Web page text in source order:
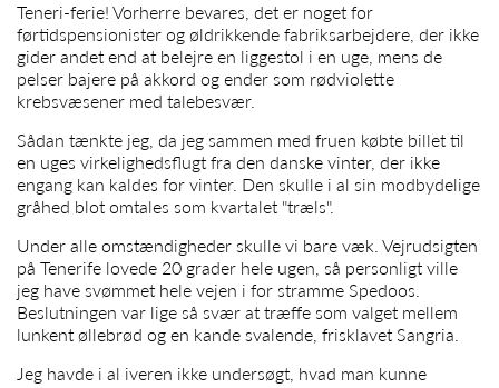
Teneri-ferie! Vorherre bevares, det er noget for
førtidspensionister og øldrikkende fabriksarbejdere, der ikke
gider andet end at belejre en liggestol i en uge, mens de
pelser bajere på akkord og ender som rødviolette
krebsvæsener med talebesvær.
Sådan tænkte jeg, da jeg sammen med fruen købte billet til
en uges virkelighedsflugt fra den danske vinter, der ikke
engang kan kaldes for vinter. Den skulle i al sin modbydelige
gråhed blot omtales som kvartalet "træls".
Under alle omstændigheder skulle vi bare væk. Vejrudsigten
på Tenerife lovede 20 grader hele ugen, så personligt ville
jeg have svømmet hele vejen i for stramme Spedoos.
Beslutningen var lige så svær at træffe som valget mellem
lunkent øllebrød og en kande svalende, frisklavet Sangria.
Jeg havde i al iveren ikke undersøgt, hvad man kunne